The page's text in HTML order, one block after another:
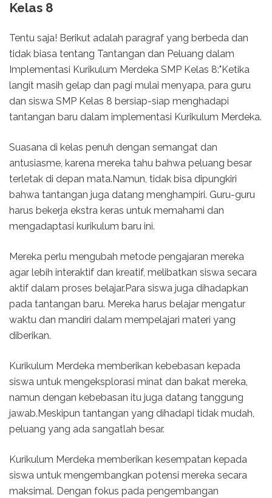
Kelas 8
Tentu saja! Berikut adalah paragraf yang berbeda dan
tidak biasa tentang Tantangan dan Peluang dalam
Implementasi Kurikulum Merdeka SMP Kelas 8:"Ketika
langit masih gelap dan pagi mulai menyapa, para guru
dan siswa SMP Kelas 8 bersiap-siap menghadapi
tantangan baru dalam implementasi Kurikulum Merdeka.
Suasana di kelas penuh dengan semangat dan
antusiasme, karena mereka tahu bahwa peluang besar
terletak di depan mata.Namun, tidak bisa dipungkiri
bahwa tantangan juga datang menghampiri. Guru-guru
harus bekerja ekstra keras untuk memahami dan
mengadaptasi kurikulum baru ini.
Mereka perlu mengubah metode pengajaran mereka
agar lebih interaktif dan kreatif, melibatkan siswa secara
aktif dalam proses belajar.Para siswa juga dihadapkan
pada tantangan baru. Mereka harus belajar mengatur
waktu dan mandiri dalam mempelajari materi yang
diberikan.
Kurikulum Merdeka memberikan kebebasan kepada
siswa untuk mengeksplorasi minat dan bakat mereka,
namun dengan kebebasan itu juga datang tanggung
jawab.Meskipun tantangan yang dihadapi tidak mudah,
peluang yang ada sangatlah besar.
Kurikulum Merdeka memberikan kesempatan kepada
siswa untuk mengembangkan potensi mereka secara
maksimal. Dengan fokus pada pengembangan